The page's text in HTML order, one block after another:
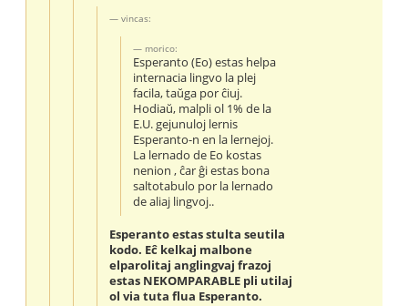
vincas:
morico:
Esperanto (Eo) estas helpa
internacia lingvo la plej
facila, taŭga por ĉiuj.
Hodiaŭ, malpli ol 1% de la
E.U. gejunuloj lernis
Esperanto-n en la lernejoj.
La lernado de Eo kostas
nenion , ĉar ĝi estas bona
saltotabulo por la lernado
de aliaj lingvoj..
Esperanto estas stulta seutila
kodo. Eĉ kelkaj malbone
elparolitaj anglingvaj frazoj
estas NEKOMPARABLE pli utilaj
ol via tuta flua Esperanto.